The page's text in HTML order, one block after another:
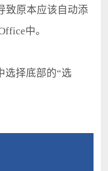
原本应该自动添
中。
择底部的“选